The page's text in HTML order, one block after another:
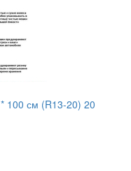
100 см (R13-20) 20